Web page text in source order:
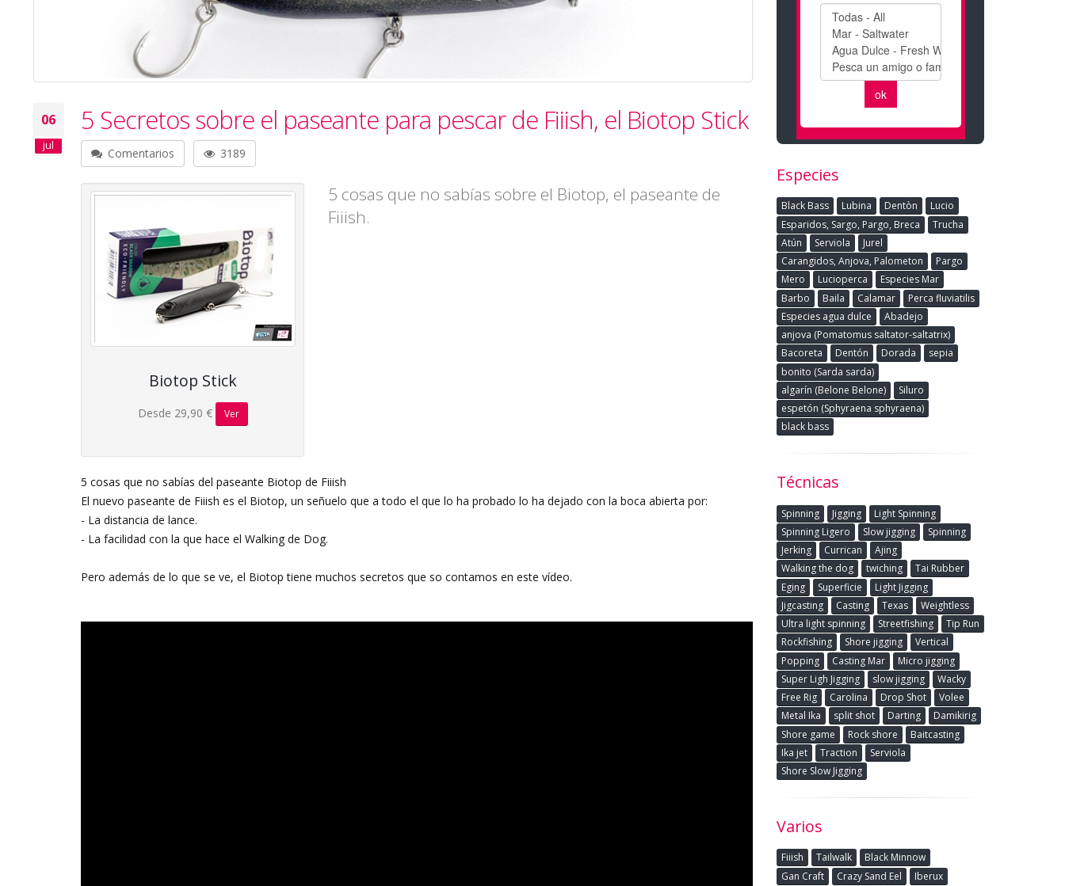
06
jul
5 Secretos sobre el paseante para pescar de Fiiish, el Biotop Stick
Comentarios 3189
Biotop Stick
Desde 29,90 € Ver
5 cosas que no sabías sobre el Biotop, el paseante de
Fiiish.
5 cosas que no sabías del paseante Biotop de Fiiish
El nuevo paseante de Fiiish es el Biotop, un señuelo que a todo el que lo ha probado lo ha dejado con la boca abierta por:
- La distancia de lance.
- La facilidad con la que hace el Walking de Dog.
Pero además de lo que se ve, el Biotop tiene muchos secretos que so contamos en este vídeo.
Especies
Black Bass Lubina Dentòn
Lucio
Esparidos, Sargo, Pargo, Breca
Trucha
Atún
Serviola
Jurel
Carangidos, Anjova, Palometon
Pargo
Mero
Lucioperca
Especies Mar
Barbo
Baila Calamar
Perca fluviatilis
Especies agua dulce
Abadejo
anjova (Pomatomus saltator-saltatrix)
Bacoreta
Dentón Dorada
sepia
bonito (Sarda sarda)
algarín (Belone Belone)
Siluro
espetón (Sphyraena sphyraena)
black bass
Técnicas
Spinning Jigging
Light Spinning
Spinning Ligero
Slow jigging
Spinning
Jerking
Currican
Ajing
Walking the dog
twiching
Tai Rubber
Eging
Superficie
Light Jigging
Jigcasting
Casting Texas
Weightless
Ultra light spinning
Streetfishing
Tip Run
Rockfishing
Shore jigging
Vertical
Popping
Casting Mar
Micro jigging
Super Ligh Jigging
slow jigging
Wacky
Free Rig
Carolina Drop Shot
Volee
Metal Ika
split shot Darting
Damikirig
Shore game
Rock shore
Baitcasting
Ika jet
Traction
Serviola
Shore Slow Jigging
Varios
Fiiish Tailwalk
Black Minnow
Gan Craft
Crazy Sand Eel
Iberux